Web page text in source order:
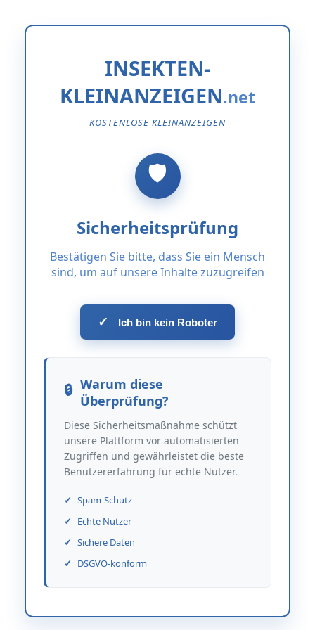
INSEKTEN-
KLEINANZEIGEN
KOSTENLOSE KLEINANZEIGEN
Sicherheitsprüfung
Bestätigen Sie bitte, dass Sie ein Mensch
sind, um auf unsere Inhalte zuzugreifen
✓ Ich bin kein Roboter
Warum diese
Überprüfung?
Diese Sicherheitsmaßnahme schützt
unsere Plattform vor automatisierten
Zugriffen und gewährleistet die beste
Benutzererfahrung für echte Nutzer.
Spam-Schutz
Echte Nutzer
Sichere Daten
DSGVO-konform